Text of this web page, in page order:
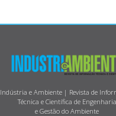
Indústria e Ambiente | Revista de
Técnica e Científica de Engenharia
e Gestão do Ambiente